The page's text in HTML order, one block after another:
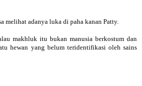
melihat adanya luka di paha kanan Patty.
makhluk itu bukan manusia berkostum dan
hewan yang belum teridentifikasi oleh sains